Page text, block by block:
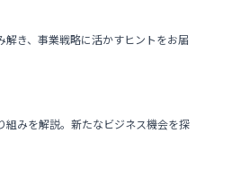
解き、事業戦略に活かすヒントをお届
組みを解説。新たなビジネス機会を探